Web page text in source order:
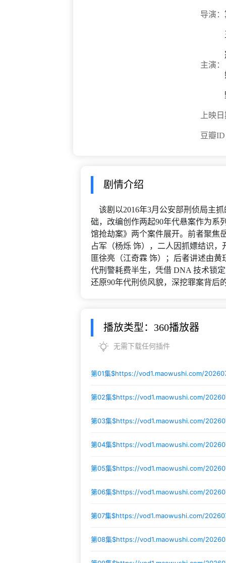
导演：
主演：
上映
豆瓣
剧情介绍
该剧以2016年3月公安部刑侦局主
础，改编创作两起90年代悬案作为系
馆抢劫案》两个案件展开。前者聚焦
占军（杨烁 饰），二人因抓嫖结识
匪徐亮（江奇霖 饰）；后者讲述由
代刑警耗费半生，凭借 DNA 技术锁
还原90年代刑侦风貌，深挖罪案背后
播放类型：360播放器
无需下载任何插件
第01集$https://vod1.maowushi.com/
第02集$https://vod1.maowushi.com/
第03集$https://vod1.maowushi.com/
第04集$https://vod1.maowushi.com/
第05集$https://vod1.maowushi.com/
第06集$https://vod1.maowushi.com/
第07集$https://vod1.maowushi.com/
第08集$https://vod1.maowushi.com/